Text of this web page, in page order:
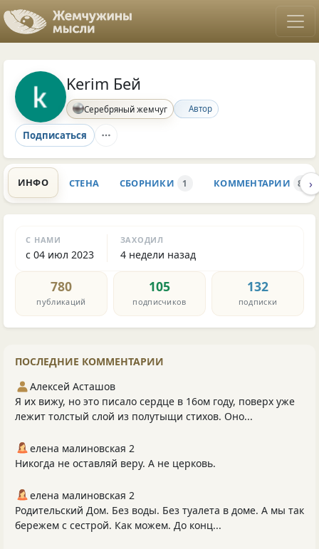
Kerim Бей
Серебряный жемчуг Автор
Подписаться
ИНФО СТЕНА СБОРНИКИ 1 КОММЕНТАРИИ 8.3K
›
С НАМИ
с 04 июл 2023
ЗАХОДИЛ
4 недели назад
780
публикаций
105
подписчиков
132
подписки
ПОСЛЕДНИЕ КОММЕНТАРИИ
Алексей Асташов
Я их вижу, но это писало сердце в 16ом году, поверх уже
лежит толстый слой из полутыщи стихов. Оно...
елена малиновская 2
Никогда не оставляй веру. А не церковь.
елена малиновская 2
Родительский Дом. Без воды. Без туалета в доме. А мы так
бережем с сестрой. Как можем. До конц...